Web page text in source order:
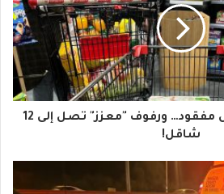
حليب بسعر 7 شواكل مفقود… ورفوف "معزز" تصل إلى 12
شاقل!